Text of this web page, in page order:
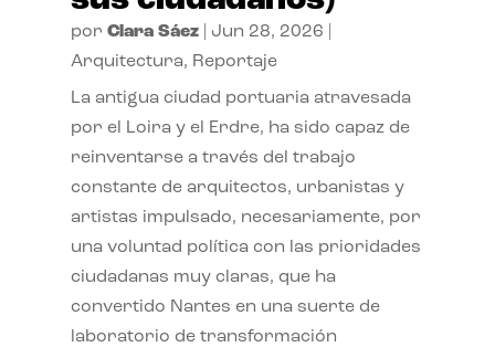
por Clara Sáez| Jun 28, 2026
Arquitectura, Reportaje
La antigua ciudad portuaria atravesada
por el Loira y el Erdre, ha sido capaz de
reinventarse a través del trabajo
constante de arquitectos, urbanistas y
artistas impulsado, necesariamente, por
una voluntad política con las prioridades
ciudadanas muy claras, que ha
convertido Nantes en una suerte de
laboratorio de transformación